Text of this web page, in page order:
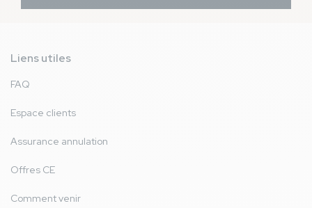
Liens utiles
FAQ
Espace clients
Assurance annulation
Offres CE
Comment venir